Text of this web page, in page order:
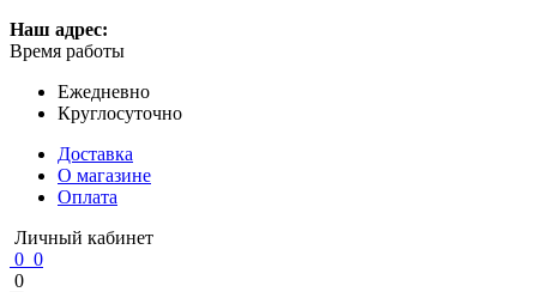
Наш адрес:
Время работы
Ежедневно
Круглосуточно
Доставка
О магазине
Оплата
Личный кабинет
0 0
0